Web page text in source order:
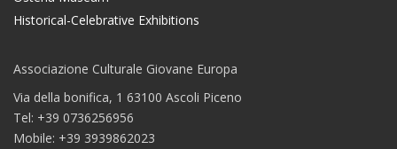
Historical-Celebrative Exhibitions
Associazione Culturale Giovane Europa
Via della bonifica, 1 63100 Ascoli Piceno
Tel: +39 0736256956
Mobile: +39 3939862023